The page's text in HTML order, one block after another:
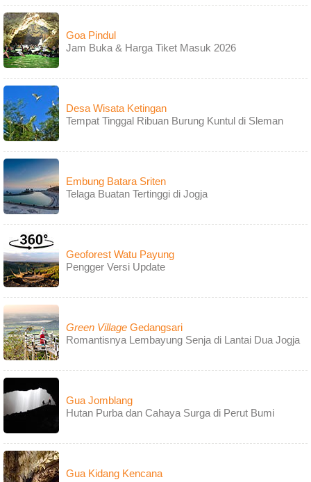
Goa Pindul
Jam Buka & Harga Tiket Masuk 2026
Desa Wisata Ketingan
Tempat Tinggal Ribuan Burung Kuntul di Sleman
Embung Batara Sriten
Telaga Buatan Tertinggi di Jogja
Geoforest Watu Payung
Pengger Versi Update
Green Village Gedangsari
Romantisnya Lembayung Senja di Lantai Dua Jogja
Gua Jomblang
Hutan Purba dan Cahaya Surga di Perut Bumi
Gua Kidang Kencana